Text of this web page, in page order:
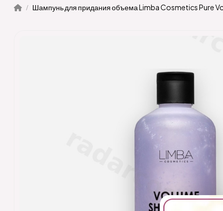
Шампунь для придания объема Limba Cosmetics Pure